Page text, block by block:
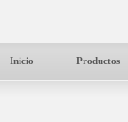
Inicio Productos